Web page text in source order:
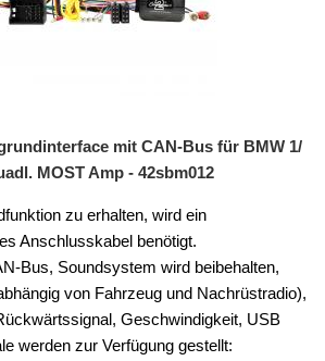
mit CAN-Bus für BMW 1/
MOST Amp - 42sbm012
zu erhalten, wird ein
Anschlusskabel benötigt.
Bus, Soundsystem wird beibehalten,
von Fahrzeug und Nachrüstradio),
Geschwindigkeit, USB
werden zur Verfügung gestellt: